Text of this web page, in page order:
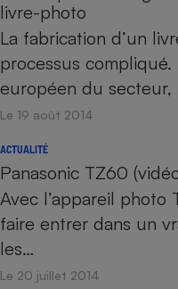
livre-photo
La fabrication d’un
processus
européen du
Le 19 août 2014
ACTUALITÉ
Panasonic TZ60
Avec l’appareil photo
faire entrer dans un
les…
Le 20 juillet 2014